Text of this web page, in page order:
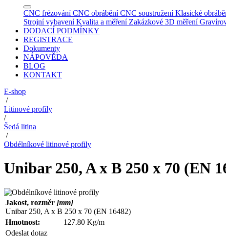
CNC frézování CNC obrábění CNC soustružení Klasické
Strojní vybavení Kvalita a měření Zakázkové 3D měření
DODACÍ PODMÍNKY
REGISTRACE
Dokumenty
NÁPOVĚDA
BLOG
KONTAKT
E-shop
/
Litinové profily
/
Šedá litina
/
Obdélníkové litinové profily
Unibar 250, A x B 250 x 70 (EN
Jakost, rozměr [mm]
Unibar 250, A x B 250 x 70 (EN 16482)
Hmotnost:
127.80 Kg/m
Odeslat dotaz